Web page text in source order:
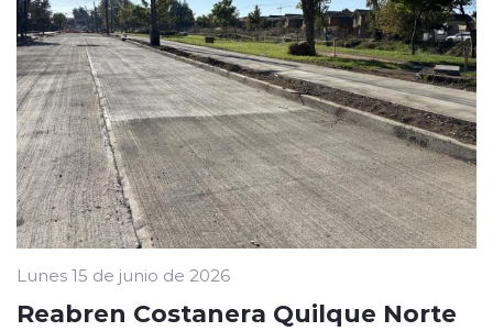
Lunes 15 de junio de 2026
Reabren Costanera Quilque Norte